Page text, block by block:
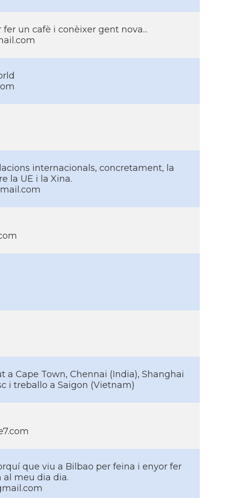
un cafè i conèixer gent nova...
internacionals, concretament, la
la UE i la Xina.
a Cape Town, Chennai (India), Shanghai
i treballo a Saigon (Vietnam)
que viu a Bilbao per feina i enyor fer
al meu dia dia.